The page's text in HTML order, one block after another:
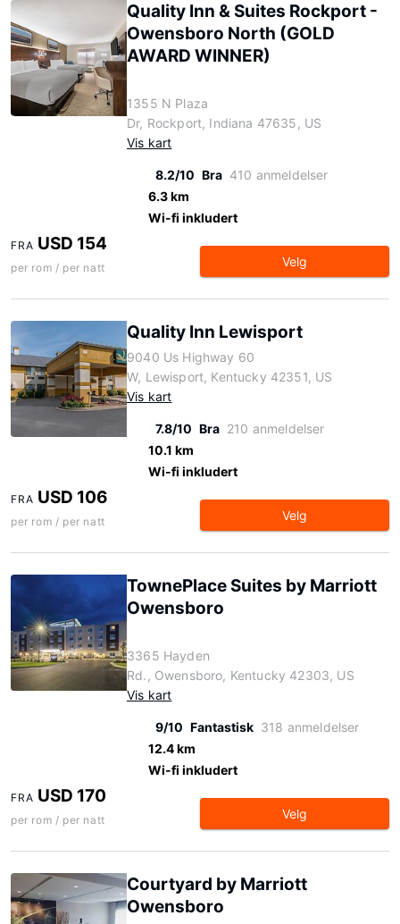
Quality Inn & Suites Rockport -
Owensboro North (GOLD
AWARD WINNER)
1355 N Plaza
Dr, Rockport, Indiana 47635, US
Vis kart
8.2/10 Bra 410 anmeldelser
6.3 km
Wi-fi inkludert
FRA USD 154
per rom / per natt Velg
Quality Inn Lewisport
9040 Us Highway 60
W, Lewisport, Kentucky 42351, US
Vis kart
7.8/10 Bra 210 anmeldelser
10.1 km
Wi-fi inkludert
FRA USD 106
per rom / per natt Velg
TownePlace Suites by Marriott
Owensboro
3365 Hayden
Rd., Owensboro, Kentucky 42303, US
Vis kart
9/10 Fantastisk 318 anmeldelser
12.4 km
Wi-fi inkludert
FRA USD 170
per rom / per natt Velg
Courtyard by Marriott
Owensboro